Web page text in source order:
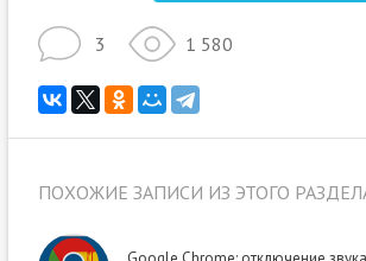
3 1 580
ПОХОЖИЕ ЗАПИСИ ИЗ ЭТОГО